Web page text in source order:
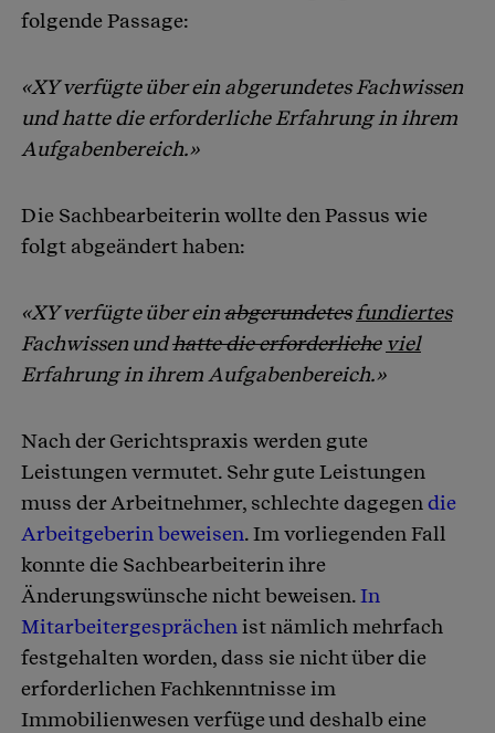
folgende Passage:
«XY verfügte über ein abgerundetes Fachwissen
und hatte die erforderliche Erfahrung in ihrem
Aufgabenbereich.»
Die Sachbearbeiterin wollte den Passus wie
folgt abgeändert haben:
«XY verfügte über einabgerundetes fundiertes
Fachwissen undhatte die erforderliche viel
Erfahrung in ihrem Aufgabenbereich.»
Nach der Gerichtspraxis werden gute
Leistungen vermutet. Sehr gute Leistungen
muss der Arbeitnehmer, schlechte dagegendie
Arbeitgeberin beweisen. Im vorliegenden Fall
konnte die Sachbearbeiterin ihre
Änderungswünsche nicht beweisen.In
Mitarbeitergesprächenist nämlich mehrfach
festgehalten worden, dass sie nicht über die
erforderlichen Fachkenntnisse im
Immobilienwesen verfüge und deshalb eine